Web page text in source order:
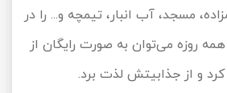
مسجد، آب انبار، تیمچه و... را در
روزه می‌توان به صورت رایگان از
کرد و از جذابیتش لذت برد.